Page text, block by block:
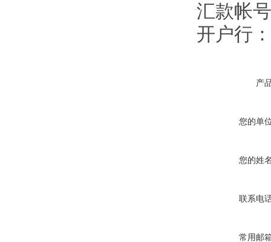
汇款帐
开户行
产
您的单
您的姓
联系电
常用邮